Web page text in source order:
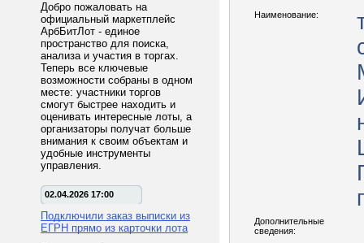
Добро пожаловать на
официальный маркетплейс
АрбБитЛот - единое
пространство для поиска,
анализа и участия в торгах.
Теперь все ключевые
возможности собраны в одном
месте: участники торгов
смогут быстрее находить и
оценивать интересные лоты, а
организаторы получат больше
внимания к своим объектам и
удобные инструменты
управления.
02.04.2026 17:00
Подключили заказ выписки из
ЕГРН прямо из карточки лота
Наименование:
Дополнительные
сведения: